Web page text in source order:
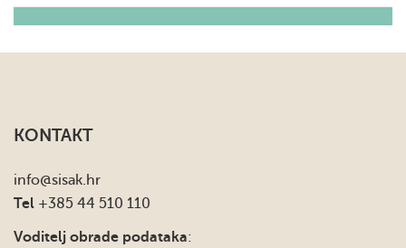
KONTAKT
info@sisak.hr
Tel +385 44 510 110
Voditelj obrade podataka: